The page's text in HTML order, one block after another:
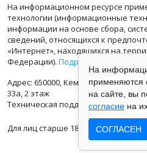
На информационном ресурсе
технологии (информационные
информации на основе сбора,
сведений, относящихся к
«Интернет», находящихся на
Федерации). Подробная
Адрес: 650000, Кемеровская
33а, 2 этаж
Техническая поддержка:
Для лиц старше 18 лет.
На
применяются
на сайте, вы
согласие на
СОГЛАСЕН